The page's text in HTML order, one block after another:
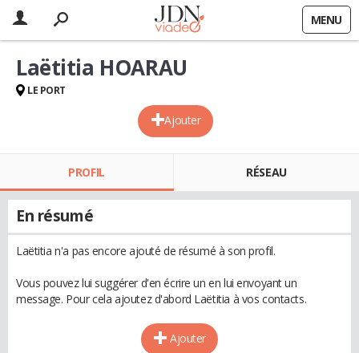
MENU
Ajouter
Laëtitia HOARAU
LE PORT
PROFIL RÉSEAU
En résumé
Laëtitia n'a pas encore ajouté de résumé à son profil.
Vous pouvez lui suggérer d'en écrire un en lui envoyant un
message. Pour cela ajoutez d'abord Laëtitia à vos contacts.
Ajouter